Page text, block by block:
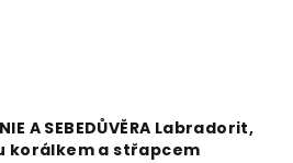
A SEBEDŮVĚRA Labradorit,
korálkem a střapcem